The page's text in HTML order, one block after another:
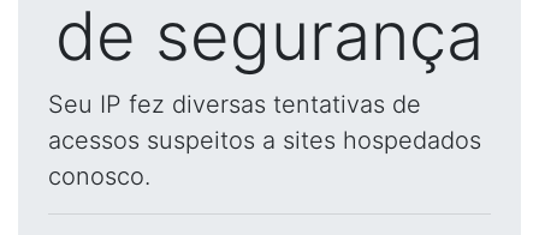
de segurança
Seu IP fez diversas tentativas de
acessos suspeitos a sites hospedados
conosco.